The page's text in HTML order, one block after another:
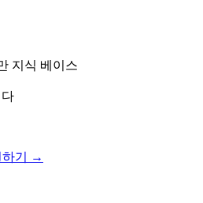
지식 베이스
하기 →